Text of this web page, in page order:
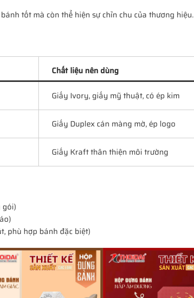
tốt mà còn thể hiện sự chỉn chu của thương hiệu.
Chất liệu nên dùng
Giấy Ivory, giấy mỹ thuật, có ép kim
Giấy Duplex cán màng mờ, ép logo
Giấy Kraft thân thiện môi trường
gói)
phù hợp bánh đặc biệt)